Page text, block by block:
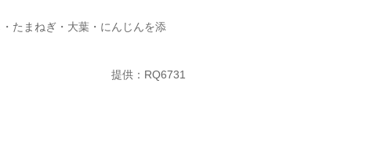
たまねぎ・大葉・にんじんを添
提供：RQ6731